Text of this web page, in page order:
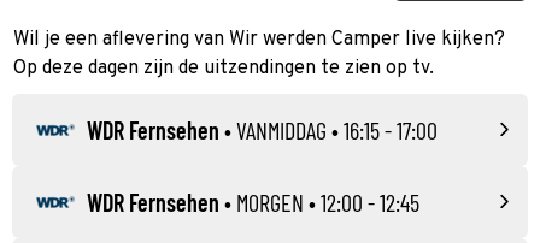
Wil je een aflevering van Wir werden Camper live kijken?
Op deze dagen zijn de uitzendingen te zien op tv.
WDR Fernsehen •VANMIDDAG • 16:15 - 17:00
WDR Fernsehen • MORGEN • 12:00 - 12:45